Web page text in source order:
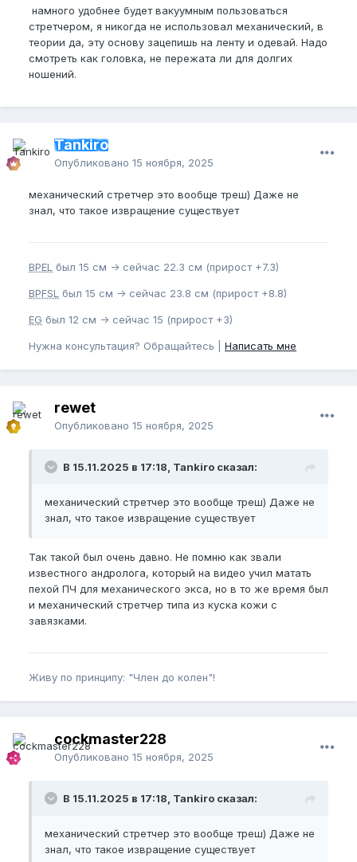
намного удобнее будет вакуумным пользоваться
стретчером, я никогда не использовал механический, в
теории да, эту основу зацепишь на ленту и одевай. Надо
смотреть как головка, не пережата ли для долгих
ношений.
Tankiro
Опубликовано 15 ноября, 2025
механический стретчер это вообще треш) Даже не
знал, что такое извращение существует
BPEL был 15 см -> сейчас 22.3 см (прирост +7.3)
BPFSL был 15 см -> сейчас 23.8 см (прирост +8.8)
EG был 12 см -> сейчас 15 (прирост +3)
Нужна консультация? Обращайтесь | Написать мне
rewet
Опубликовано 15 ноября, 2025
В 15.11.2025 в 17:18, Tankiro сказал:
механический стретчер это вообще треш) Даже не
знал, что такое извращение существует
Так такой был очень давно. Не помню как звали
известного андролога, который на видео учил матать
пехой ПЧ для механического экса, но в то же время был
и механический стретчер типа из куска кожи с
завязками.
Живу по принципу: "Член до колен"!
cockmaster228
Опубликовано 15 ноября, 2025
В 15.11.2025 в 17:18, Tankiro сказал:
механический стретчер это вообще треш) Даже не
знал, что такое извращение существует